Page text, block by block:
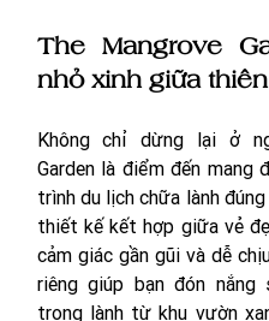
The Mangrove
nhỏ xinh giữa
Không chỉ dừng lại ở
Garden là điểm đến
trình du lịch chữa lành
thiết kế kết hợp giữa vẻ
cảm giác gần gũi và dễ
riêng giúp bạn đón nắng
trong lành từ khu vườn